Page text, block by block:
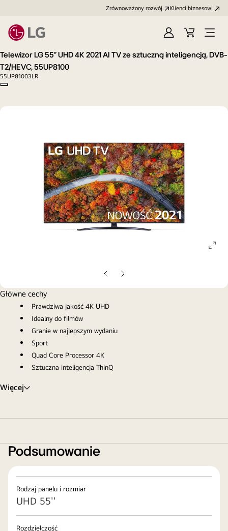
Zrównoważony rozwój Klienci biznesowi
ZalogujKoszyk
menu
Telewizor LG 55” UHD 4K 2021 AI TV ze sztuczną inteligencją, DVB-
T2/HEVC, 55UP8100
55UP81003LR
Copy model name
Poprzedni
slajd
Następny
slajd
Główne cechy
Prawdziwa jakość 4K UHD
Idealny do filmów
Granie w najlepszym wydaniu
Sport
Quad Core Processor 4K
Sztuczna inteligencja ThinQ
Więcej
Podsumowanie
Rodzaj panelu i rozmiar
UHD 55''
Rozdzielczość